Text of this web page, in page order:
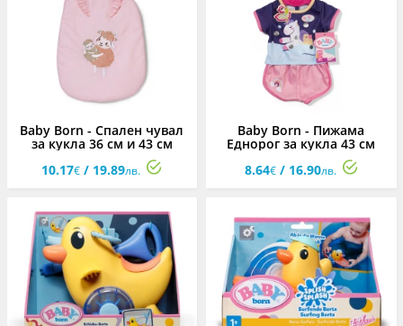
Baby Born - Спален чувал
за кукла 36 см и 43 см
10.17€ / 19.89лв.
Baby Born - Пижама
Еднорог за кукла 43 см
8.64€/ 16.90лв.